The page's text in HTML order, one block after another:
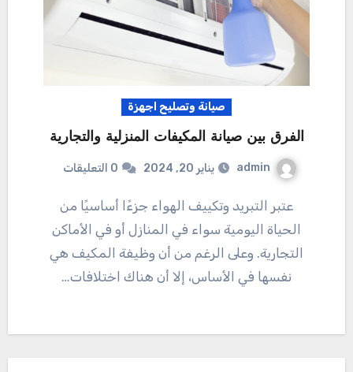
صيانة وتصليح اجهزة
الفرق بين صيانة المكيفات المنزلية والتجارية
admin يناير 20, 2024 0 التعليقات
عتبر التبريد وتكييف الهواء جزءًا أساسيًا من
الحياة اليومية سواء في المنازل أو في الأماكن
التجارية. وعلى الرغم من أن وظيفة المكيف هي
نفسها في الأساس، إلا أن هناك اختلافات…